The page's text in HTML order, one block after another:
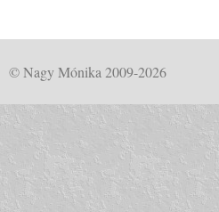
© Nagy Mónika 2009-2026